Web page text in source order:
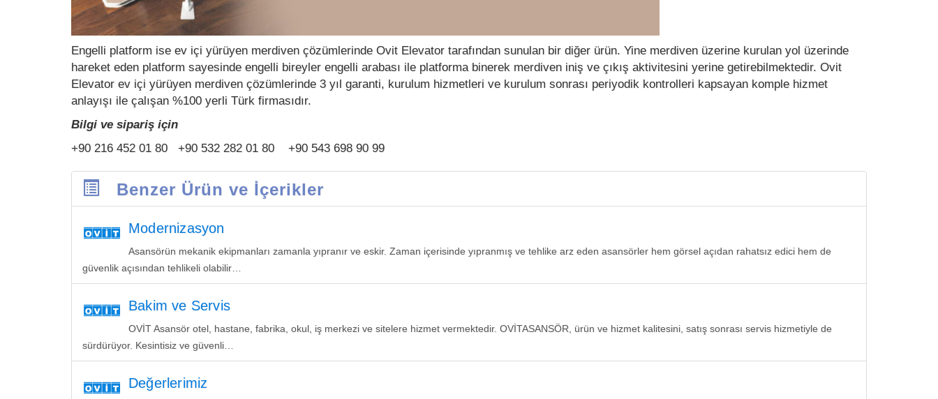
Engelli platform ise ev içi yürüyen merdiven çözümlerinde Ovit Elevator tarafından sunulan bir diğer ürün. Yine merdiven üzerine kurulan yol üzerinde
hareket eden platform sayesinde engelli bireyler engelli arabası ile platforma binerek merdiven iniş ve çıkış aktivitesini yerine getirebilmektedir. Ovit
Elevator ev içi yürüyen merdiven çözümlerinde 3 yıl garanti, kurulum hizmetleri ve kurulum sonrası periyodik kontrolleri kapsayan komple hizmet
anlayışı ile çalışan %100 yerli Türk firmasıdır.
Bilgi ve sipariş için
+90 216 452 01 80 +90 532 282 01 80 +90 543 698 90 99
Benzer Ürün ve İçerikler
Modernizasyon
Asansörün mekanik ekipmanları zamanla yıpranır ve eskir. Zaman içerisinde yıpranmış ve tehlike arz eden asansörler hem görsel açıdan rahatsız edici hem de
güvenlik açısından tehlikeli olabilir…
Bakim ve Servis
OVİT Asansör otel, hastane, fabrika, okul, iş merkezi ve sitelere hizmet vermektedir. OVİTASANSÖR, ürün ve hizmet kalitesini, satış sonrası servis hizmetiyle de
sürdürüyor. Kesintisiz ve güvenli…
Değerlerimiz